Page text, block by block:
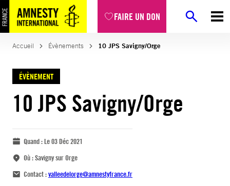
FAIRE UN DON
Accueil Évènements 10 JPS Savigny/Orge
ÉVÈNEMENT
10 JPS Savigny/Orge
Quand :Le 03 Déc 2021
Où :Savigny sur Orge
Contact :valleedelorge@amnestyfrance.fr